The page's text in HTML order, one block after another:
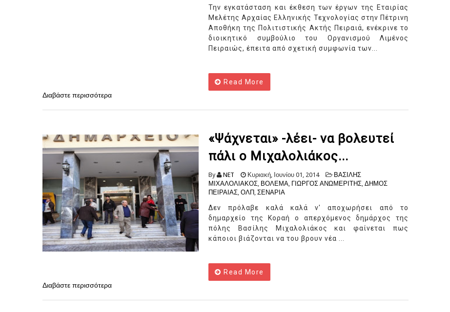
Την εγκατάσταση και έκθεση των έργων της Εταιρίας
Μελέτης Αρχαίας Ελληνικής Τεχνολογίας στην Πέτρινη
Αποθήκη της Πολιτιστικής Ακτής Πειραιά, ενέκρινε το
διοικητικό συμβούλιο του Οργανισμού Λιμένος
Πειραιώς, έπειτα από σχετική συμφωνία των...
Read More
Διαβάστε περισσότερα
«Ψάχνεται» -λέει- να βολευτεί
πάλι ο Μιχαλολιάκος...
By NET Κυριακή, Ιουνίου 01, 2014
ΒΑΣΙΛΗΣ
ΜΙΧΑΛΟΛΙΑΚΟΣ, ΒΟΛΕΜΑ, ΓΙΩΡΓΟΣ ΑΝΩΜΕΡΙΤΗΣ, ΔΗΜΟΣ
ΠΕΙΡΑΙΑΣ, ΟΛΠ, ΣΕΝΑΡΙΑ
Δεν πρόλαβε καλά καλά ν' αποχωρήσει από το
δημαρχείο της Κοραή ο απερχόμενος δημάρχος της
πόλης Βασίλης Μιχαλολιάκος και φαίνεται πως
κάποιοι βιάζονται να του βρουν νέα ...
Read More
Διαβάστε περισσότερα